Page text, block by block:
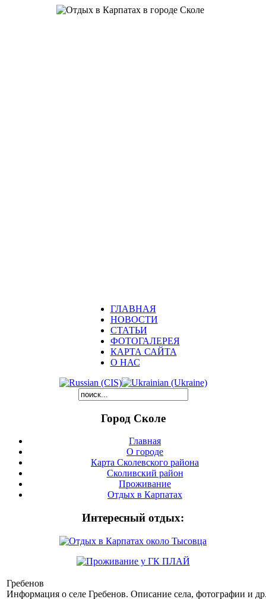
ГЛАВНАЯ
НОВОСТИ
СТАТЬИ
ФОТОГАЛЕРЕЯ
КАРТА САЙТА
О НАС
Город Сколе
Главная
О городе
Карта Сколевского района
Сколивский район
Проживание
Отдых в Карпатах
Интересный отдых:
Гребенов
Информация о селе Гребенов. Описание села, фотографии и